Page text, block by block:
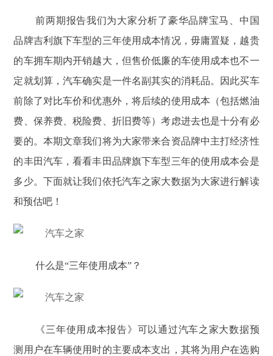
前两期报告我们为大家分析了豪华品牌宝马、中国
品牌吉利旗下车型的三年使用成本情况，毋庸置疑，越贵
的车拥车期内开销越大，但售价低廉的车使用成本也不一
定就划算，汽车确实是一件名副其实的消耗品。因此买车
前除了对比车价和优惠外，将后续的使用成本（包括燃油
费、保养费、税险费、折旧费等）考虑进去也是十分有必
要的。本期文章我们将为大家带来合资品牌中主打经济性
的丰田汽车，看看丰田品牌旗下车型三年的使用成本会是
多少。下面就让我们依托汽车之家大数据为大家进行解读
和预估吧！
什么是“三年使用成本”？
《三年使用成本报告》可以通过汽车之家大数据预
测用户在车辆使用时的主要成本支出，其将为用户在选购